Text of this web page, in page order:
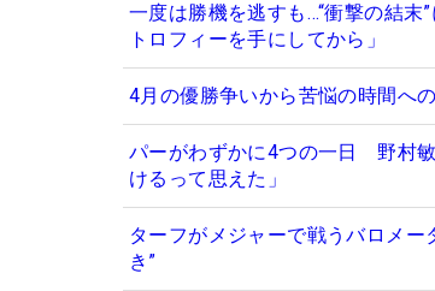
一度は勝機を逃すも…“衝撃の結
トロフィーを手にしてから」
4月の優勝争いから苦悩の時間へ
パーがわずかに4つの一日 野村
けるって思えた」
ターフがメジャーで戦うバロメ
き”